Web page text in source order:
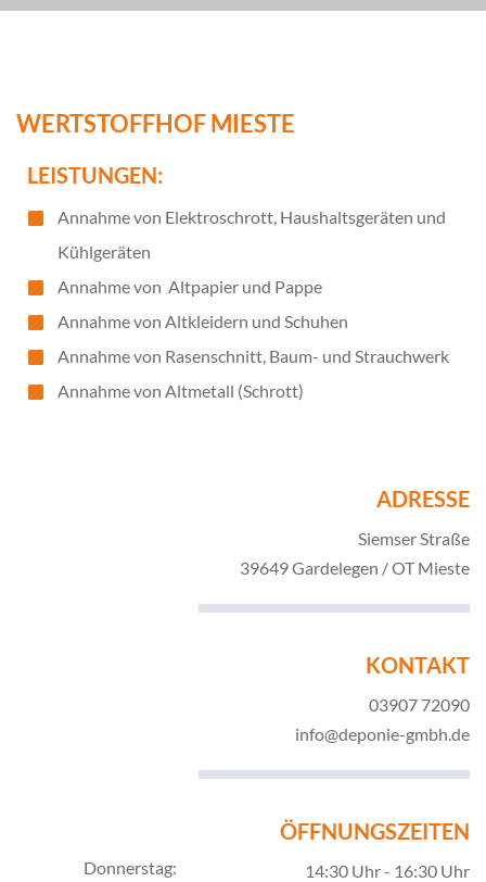
WERTSTOFFHOF MIESTE
LEISTUNGEN:
Annahme von Elektroschrott, Haushaltsgeräten und
Kühlgeräten
Annahme von Altpapier und Pappe
Annahme von Altkleidern und Schuhen
Annahme von Rasenschnitt, Baum- und Strauchwerk
Annahme von Altmetall (Schrott)
ADRESSE
Siemser Straße
39649 Gardelegen / OT Mieste
KONTAKT
03907 72090
info@deponie-gmbh.de
ÖFFNUNGSZEITEN
Donnerstag:
14:30 Uhr - 16:30 Uhr